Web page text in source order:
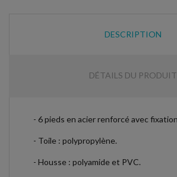
DESCRIPTION
DÉTAILS DU PRODUIT
- 6 pieds en acier renforcé avec
- Toile : polypropylène.
- Housse : polyamide et PVC.